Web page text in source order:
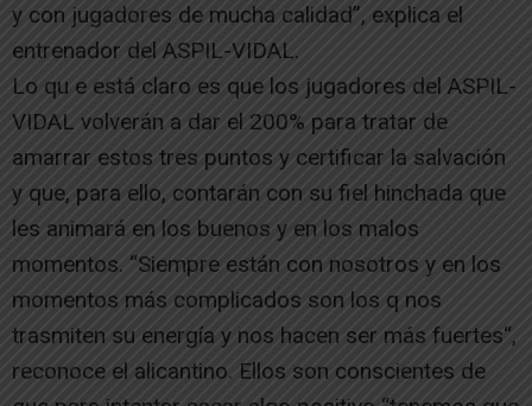
y con jugadores de mucha calidad”, explica el
entrenador del ASPIL-VIDAL.
Lo qu e está claro es que los jugadores del ASPIL-
VIDAL volverán a dar el 200% para tratar de
amarrar estos tres puntos y certificar la salvación
y que, para ello, contarán con su fiel hinchada que
les animará en los buenos y en los malos
momentos. “Siempre están con nosotros y en los
momentos más complicados son los q nos
trasmiten su energía y nos hacen ser más fuertes“,
reconoce el alicantino. Ellos son conscientes de